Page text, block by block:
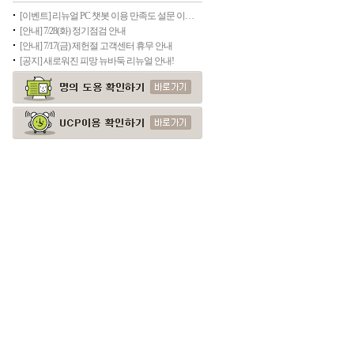
[이벤트] 리뉴얼 PC 챗봇 이용 만족도 설문 이벤트(종료)
[안내] 7/28(화) 정기점검 안내
[안내] 7/17(금) 제헌절 고객센터 휴무 안내
[공지] 새로워진 피망 뉴바둑 리뉴얼 안내!